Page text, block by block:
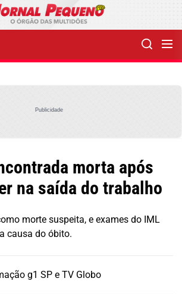
Publicidade
morta após
na saída do trabalho
morte suspeita, e exames do IML
causa do óbito.
g1 SP e TV Globo